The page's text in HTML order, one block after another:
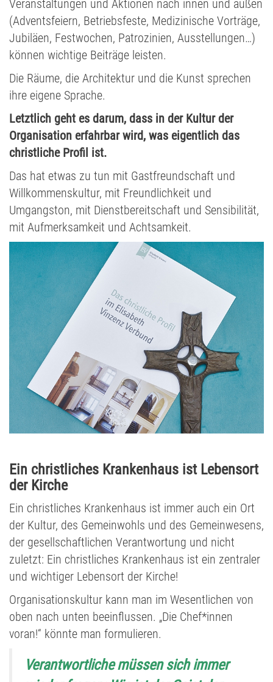
Veranstaltungen und Aktionen nach innen und außen
(Adventsfeiern, Betriebsfeste, Medizinische Vorträge,
Jubiläen, Festwochen, Patrozinien, Ausstellungen…)
können wichtige Beiträge leisten.
Die Räume, die Architektur und die Kunst sprechen
ihre eigene Sprache.
Letztlich geht es darum, dass in der Kultur der
Organisation erfahrbar wird, was eigentlich das
christliche Profil ist.
Das hat etwas zu tun mit Gastfreundschaft und
Willkommenskultur, mit Freundlichkeit und
Umgangston, mit Dienstbereitschaft und Sensibilität,
mit Aufmerksamkeit und Achtsamkeit.
Ein christliches Krankenhaus ist Lebensort
der Kirche
Ein christliches Krankenhaus ist immer auch ein Ort
der Kultur, des Gemeinwohls und des Gemeinwesens,
der gesellschaftlichen Verantwortung und nicht
zuletzt: Ein christliches Krankenhaus ist ein zentraler
und wichtiger Lebensort der Kirche!
Organisationskultur kann man im Wesentlichen von
oben nach unten beeinflussen. „Die Chef*innen
voran!“ könnte man formulieren.
Verantwortliche müssen sich immer